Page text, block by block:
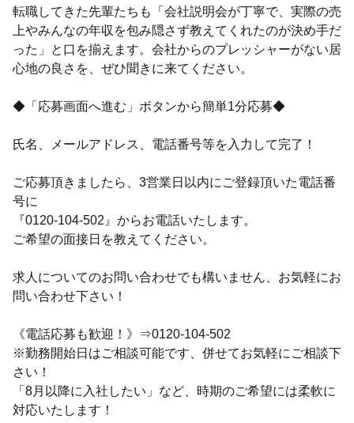
転職してきた先輩たちも「会社説明会が丁寧で、実際の売
上やみんなの年収を包み隠さず教えてくれたのが決め手だ
った」と口を揃えます。会社からのプレッシャーがない居
心地の良さを、ぜひ聞きに来てください。
◆「応募画面へ進む」ボタンから簡単1分応募◆
氏名、メールアドレス、電話番号等を入力して完了！
ご応募頂きましたら、3営業日以内にご登録頂いた電話番
号に
『0120-104-502』からお電話いたします。
ご希望の面接日を教えてください。
求人についてのお問い合わせでも構いません、お気軽にお
問い合わせ下さい！
《電話応募も歓迎！》⇒0120-104-502
※勤務開始日はご相談可能です、併せてお気軽にご相談下
さい！
「8月以降に入社したい」など、時期のご希望には柔軟に
対応いたします！